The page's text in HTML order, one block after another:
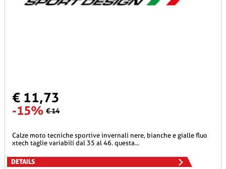
€ 11,73
-15% € 14
calze moto tecniche sportive invernali nere, bianche e gialle fluo
xtech taglie variabili dal 35 al 46. questa...
DETAILS